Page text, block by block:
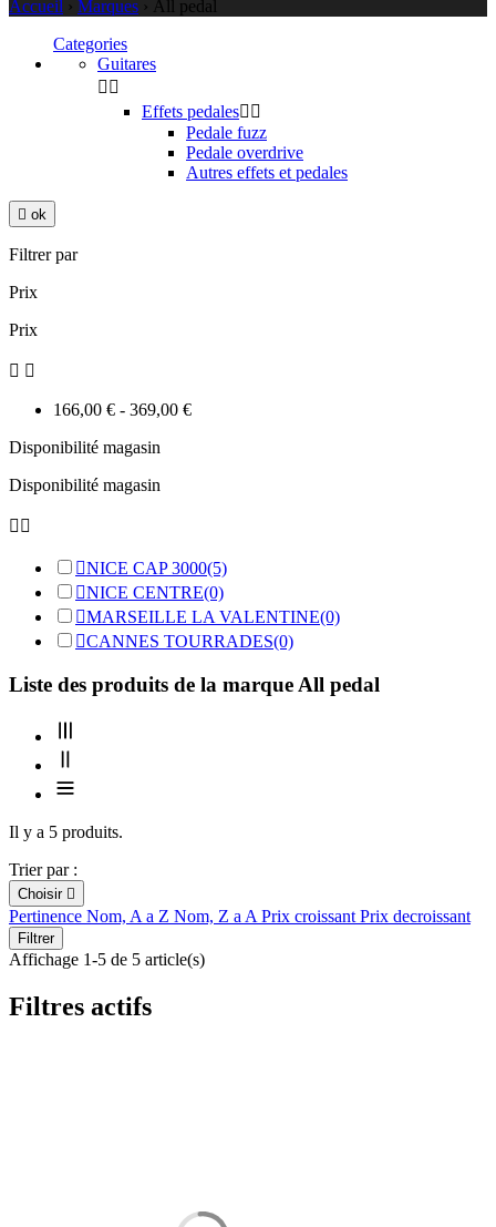
Accueil › Marques › All pedal
Categories
Guitares
 
Effets pedales 
Pedale fuzz
Pedale overdrive
Autres effets et pedales
 ok
Filtrer par
Prix
Prix
 
166,00 € - 369,00 €
Disponibilité magasin
Disponibilité magasin
 
NICE CAP 3000(5)
NICE CENTRE(0)
MARSEILLE LA VALENTINE(0)
CANNES TOURRADES(0)
Liste des produits de la marque All pedal
Il y a 5 produits.
Trier par :
Choisir 
Pertinence Nom, A a Z Nom, Z a A Prix croissant Prix decroissant
Filtrer
Affichage 1-5 de 5 article(s)
Filtres actifs